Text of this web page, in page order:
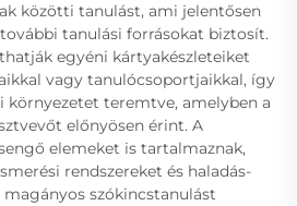
közötti tanulást, ami jelentősen
tanulási forrásokat biztosít.
egyéni kártyakészleteiket
vagy tanulócsoportjaikkal, így
teremtve, amelyben a
előnyösen érint. A
elemeket is tartalmaznak,
rendszereket és haladás-
szókincstanulást